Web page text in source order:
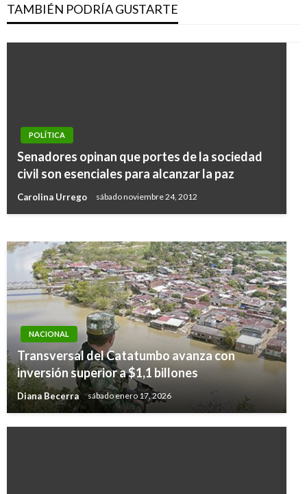
TAMBIÉN PODRÍA GUSTARTE
POLÍTICA
Senadores opinan que portes de la sociedad
civil son esenciales para alcanzar la paz
Carolina Urrego sábado noviembre 24, 2012
Gustavo Petro si podrá volver este lunes a
NACIONAL
Transversal del Catatumbo avanza con
inversión superior a $1,1 billones
Diana Becerra sábado enero 17, 2026